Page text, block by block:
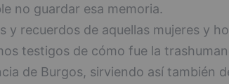
no guardar esa memoria.
y recuerdos de aquellas mujeres y
testigos de cómo fue la
de Burgos, sirviendo así también